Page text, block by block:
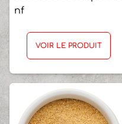
nf
VOIR LE PRODUIT